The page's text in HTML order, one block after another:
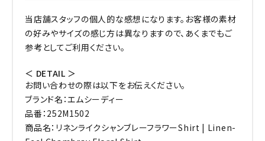
当店舗スタッフの個人的な感想になります。お客様の素材
の好みやサイズの感じ方は異なりますので、あくまでもご
参考としてご利用ください。
＜ DETAIL ＞
お問い合わせの際は以下をお伝えください。
ブランド名：エムシーディー
品番：252M1502
商品名：リネンライクシャンブレーフラワーShirt | Linen-